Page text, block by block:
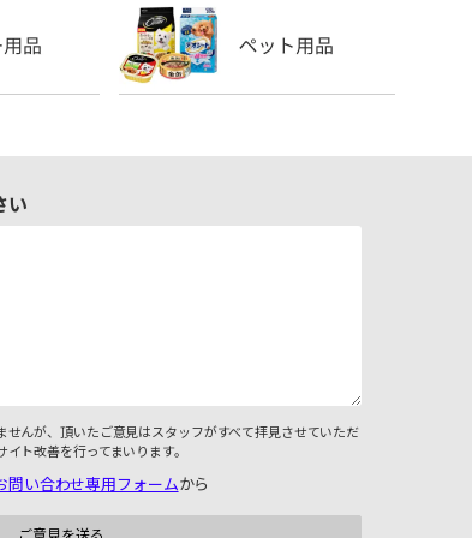
い
せんが、頂いたご意見はスタッフがすべて拝見させていただ
ト改善を行ってまいります。
問い合わせ専用フォームから